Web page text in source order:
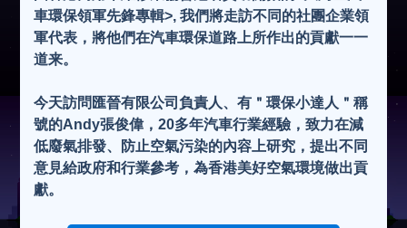
車環保領軍先鋒專輯>, 我們將走訪不同的社團企業領
軍代表，將他們在汽車環保道路上所作出的貢獻一一
道来。
今天訪問匯晉有限公司負責人、有＂環保小達人＂稱
號的Andy張俊偉，20多年汽車行業經驗，致力在減
低廢氣排發、防止空氣污染的內容上研究，提出不同
意見給政府和行業參考，為香港美好空氣環境做出貢
獻。